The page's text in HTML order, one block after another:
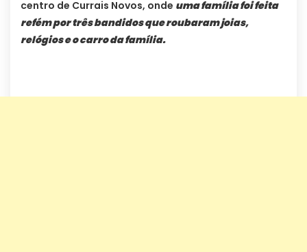
centro de Currais Novos, onde uma família foi feita
refém por três bandidos que roubaram joias,
relógios e o carro da família.